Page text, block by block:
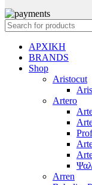
ΑΡΧΙΚΗ
BRANDS
Shop
Aristocut
Artero
Arren